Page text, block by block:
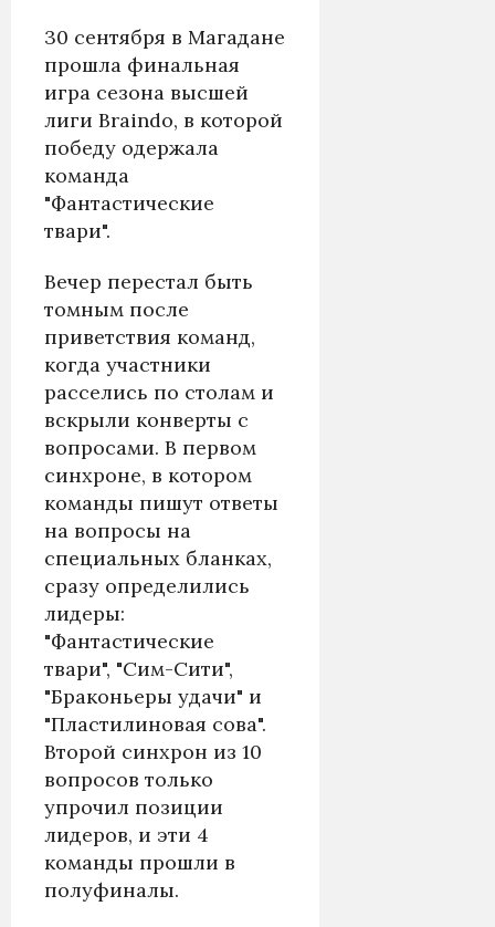
30 сентября в Магадане
прошла финальная
игра сезона высшей
лиги Braindo, в которой
победу одержала
команда
"Фантастические
твари".
Вечер перестал быть
томным после
приветствия команд,
когда участники
расселись по столам и
вскрыли конверты с
вопросами. В первом
синхроне, в котором
команды пишут ответы
на вопросы на
специальных бланках,
сразу определились
лидеры:
"Фантастические
твари", "Сим-Сити",
"Браконьеры удачи" и
"Пластилиновая сова".
Второй синхрон из 10
вопросов только
упрочил позиции
лидеров, и эти 4
команды прошли в
полуфиналы.